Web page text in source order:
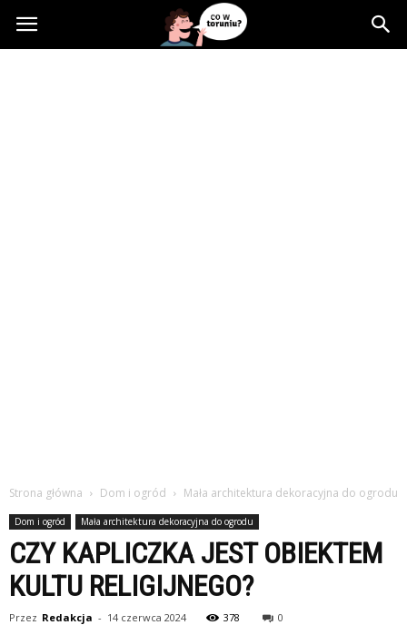
Cowtoruniu.pl
Strona główna Dom i ogród Mała architektura dekoracyjna do ogrodu
Dom i ogród Mała architektura dekoracyjna do ogrodu
CZY KAPLICZKA JEST OBIEKTEM
KULTU RELIGIJNEGO?
Przez Redakcja - 14 czerwca 2024 378 0